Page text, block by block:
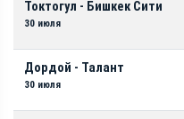
Токтогул - Бишкек Сити
30 июля
Дордой - Талант
30 июля